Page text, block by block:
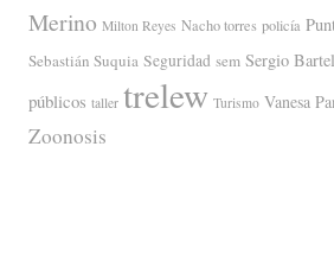
Merino Milton Reyes Nacho torres policía
Sebastián Suquia Seguridad sem Sergio
públicos taller trelew Turismo Vanesa
Zoonosis